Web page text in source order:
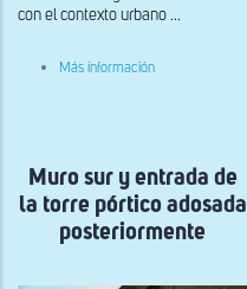
con el contexto urbano ...
Más información
Muro sur y entrada de
la torre pórtico adosada
posteriormente